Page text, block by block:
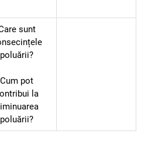
sunt
poluării?
Cum pot
la
poluării?